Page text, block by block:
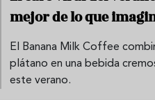
mejor de lo que
El Banana Milk Coffee
plátano en una bebida
este verano.